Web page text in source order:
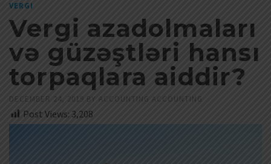
VERGI
Vergi azadolmaları
və güzəştləri hansı
torpaqlara aiddir?
DECEMBER 24, 2019 BY ACCOUNTING ACCOUNTING
Post Views: 3,208